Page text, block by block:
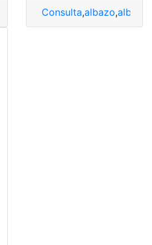
Ecuatorianos,Historia,Música
Consulta,albazo,albazo